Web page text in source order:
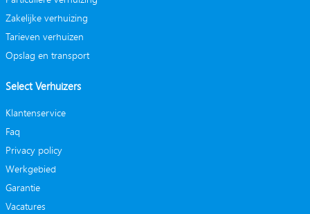
Zakelijke verhuizing
Tarieven verhuizen
Opslag en transport
Select Verhuizers
Klantenservice
Faq
Privacy policy
Werkgebied
Garantie
Vacatures